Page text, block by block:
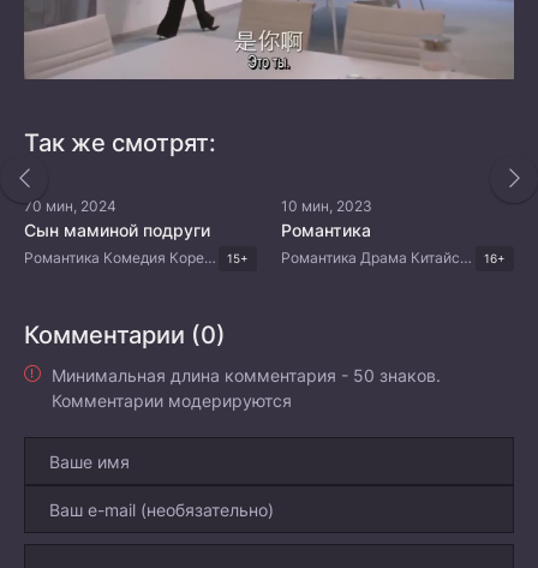
Так же смотрят:
70 мин, 2024
Сын маминой подруги
Романтика Комедия Корейские дорамы 15+
10 мин, 2023
Романтика
Романтика Драма Китайские дорамы 16+
Комментарии (0)
Минимальная длина комментария - 50 знаков.
Комментарии модерируются